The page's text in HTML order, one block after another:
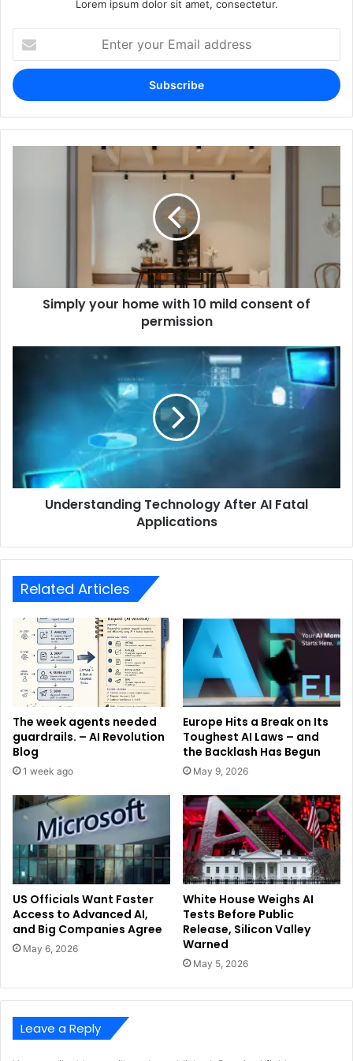
Lorem ipsum dolor sit amet, consectetur.
your
Email
address
Simply your home with 10 mild consent of
permission
Understanding Technology After AI Fatal
Applications
Related Articles
The week agents needed
guardrails. – AI Revolution
Blog
1 week ago
Europe Hits a Break on Its
Toughest AI Laws – and
the Backlash Has Begun
May 9, 2026
US Officials Want Faster
Access to Advanced AI,
and Big Companies Agree
May 6, 2026
White House Weighs AI
Tests Before Public
Release, Silicon Valley
Warned
May 5, 2026
Leave a Reply